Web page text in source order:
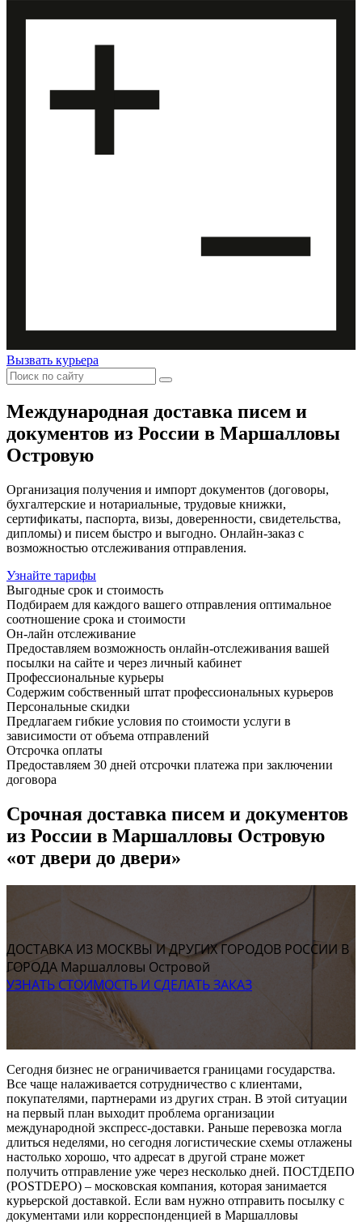
Вызвать курьера
Международная доставка писем и
документов из России в Маршалловы
Островую
Организация получения и импорт документов (договоры,
бухгалтерские и нотариальные, трудовые книжки,
сертификаты, паспорта, визы, доверенности, свидетельства,
дипломы) и писем быстро и выгодно. Онлайн-заказ с
возможностью отслеживания отправления.
Узнайте тарифы
Выгодные срок и стоимость
Подбираем для каждого вашего отправления оптимальное
соотношение срока и стоимости
Он-лайн отслеживание
Предоставляем возможность онлайн-отслеживания вашей
посылки на сайте и через личный кабинет
Профессиональные курьеры
Содержим собственный штат профессиональных курьеров
Персональные скидки
Предлагаем гибкие условия по стоимости услуги в
зависимости от объема отправлений
Отсрочка оплаты
Предоставляем 30 дней отсрочки платежа при заключении
договора
Срочная доставка писем и документов
из России в Маршалловы Островую
«от двери до двери»
ДОСТАВКА ИЗ МОСКВЫ И ДРУГИХ ГОРОДОВ РОССИИ В
ГОРОДА Маршалловы Островой
УЗНАТЬ СТОИМОСТЬ И СДЕЛАТЬ ЗАКАЗ
Сегодня бизнес не ограничивается границами государства.
Все чаще налаживается сотрудничество с клиентами,
покупателями, партнерами из других стран. В этой ситуации
на первый план выходит проблема организации
международной экспресс-доставки. Раньше перевозка могла
длиться неделями, но сегодня логистические схемы отлажены
настолько хорошо, что адресат в другой стране может
получить отправление уже через несколько дней. ПОСТДЕПО
(POSTDEPO) – московская компания, которая занимается
курьерской доставкой. Если вам нужно отправить посылку с
документами или корреспонденцией в Маршалловы